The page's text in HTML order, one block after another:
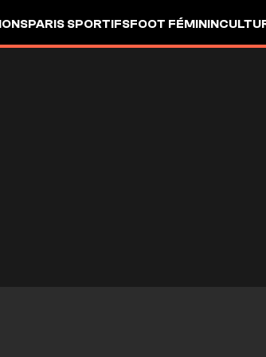
PARIS SPORTIFSFOOT FÉMININ